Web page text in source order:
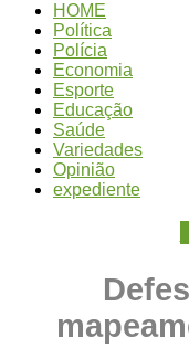
HOME
Política
Polícia
Economia
Esporte
Educação
Saúde
Variedades
Opinião
expediente